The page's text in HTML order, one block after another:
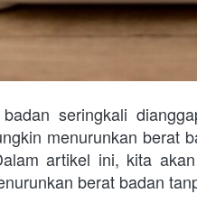
seringkali
menurunkan berat
artikel ini, kita
berat badan